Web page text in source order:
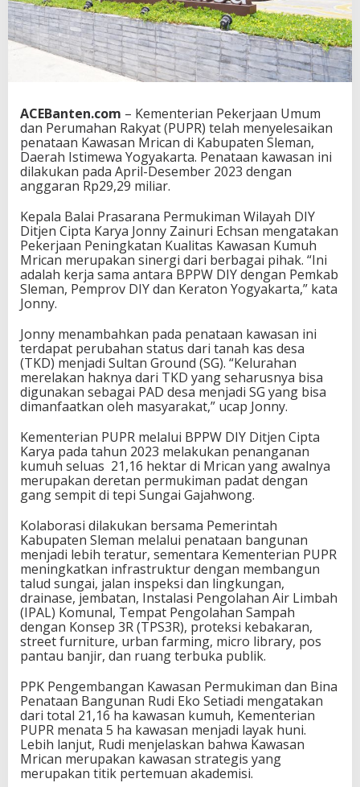
r
i
n
t
a
h
a
b
u
p
a
t
n
S
l
e
m
a
K
e
m
e
n
t
r
i
a
n
P
U
R
T
a
t
a
K
a
w
a
s
n
M
r
i
c
a
n
ACEBanten.com – Kementerian Pekerjaan Umum
dan Perumahan Rakyat (PUPR) telah menyelesaikan
penataan Kawasan Mrican di Kabupaten Sleman,
Daerah Istimewa Yogyakarta. Penataan kawasan ini
dilakukan pada April-Desember 2023 dengan
anggaran Rp29,29 miliar.
Kepala Balai Prasarana Permukiman Wilayah DIY
Ditjen Cipta Karya Jonny Zainuri Echsan mengatakan
Pekerjaan Peningkatan Kualitas Kawasan Kumuh
Mrican merupakan sinergi dari berbagai pihak. “Ini
adalah kerja sama antara BPPW DIY dengan Pemkab
Sleman, Pemprov DIY dan Keraton Yogyakarta,” kata
Jonny.
Jonny menambahkan pada penataan kawasan ini
terdapat perubahan status dari tanah kas desa
(TKD) menjadi Sultan Ground (SG). “Kelurahan
merelakan haknya dari TKD yang seharusnya bisa
digunakan sebagai PAD desa menjadi SG yang bisa
dimanfaatkan oleh masyarakat,” ucap Jonny.
Kementerian PUPR melalui BPPW DIY Ditjen Cipta
Karya pada tahun 2023 melakukan penanganan
kumuh seluas 21,16 hektar di Mrican yang awalnya
merupakan deretan permukiman padat dengan
gang sempit di tepi Sungai Gajahwong.
Kolaborasi dilakukan bersama Pemerintah
Kabupaten Sleman melalui penataan bangunan
menjadi lebih teratur, sementara Kementerian PUPR
meningkatkan infrastruktur dengan membangun
talud sungai, jalan inspeksi dan lingkungan,
drainase, jembatan, Instalasi Pengolahan Air Limbah
(IPAL) Komunal, Tempat Pengolahan Sampah
dengan Konsep 3R (TPS3R), proteksi kebakaran,
street furniture, urban farming, micro library, pos
pantau banjir, dan ruang terbuka publik.
PPK Pengembangan Kawasan Permukiman dan Bina
Penataan Bangunan Rudi Eko Setiadi mengatakan
dari total 21,16 ha kawasan kumuh, Kementerian
PUPR menata 5 ha kawasan menjadi layak huni.
Lebih lanjut, Rudi menjelaskan bahwa Kawasan
Mrican merupakan kawasan strategis yang
merupakan titik pertemuan akademisi.